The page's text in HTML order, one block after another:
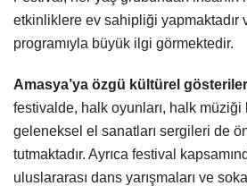
etkinliklere ev sahipliği yapmaktadır
programıyla büyük ilgi görmektedir.
Amasya’ya özgü kültürel
festivalde, halk oyunları, halk müziği
geleneksel el sanatları sergileri de
tutmaktadır. Ayrıca festival
uluslararası dans yarışmaları ve